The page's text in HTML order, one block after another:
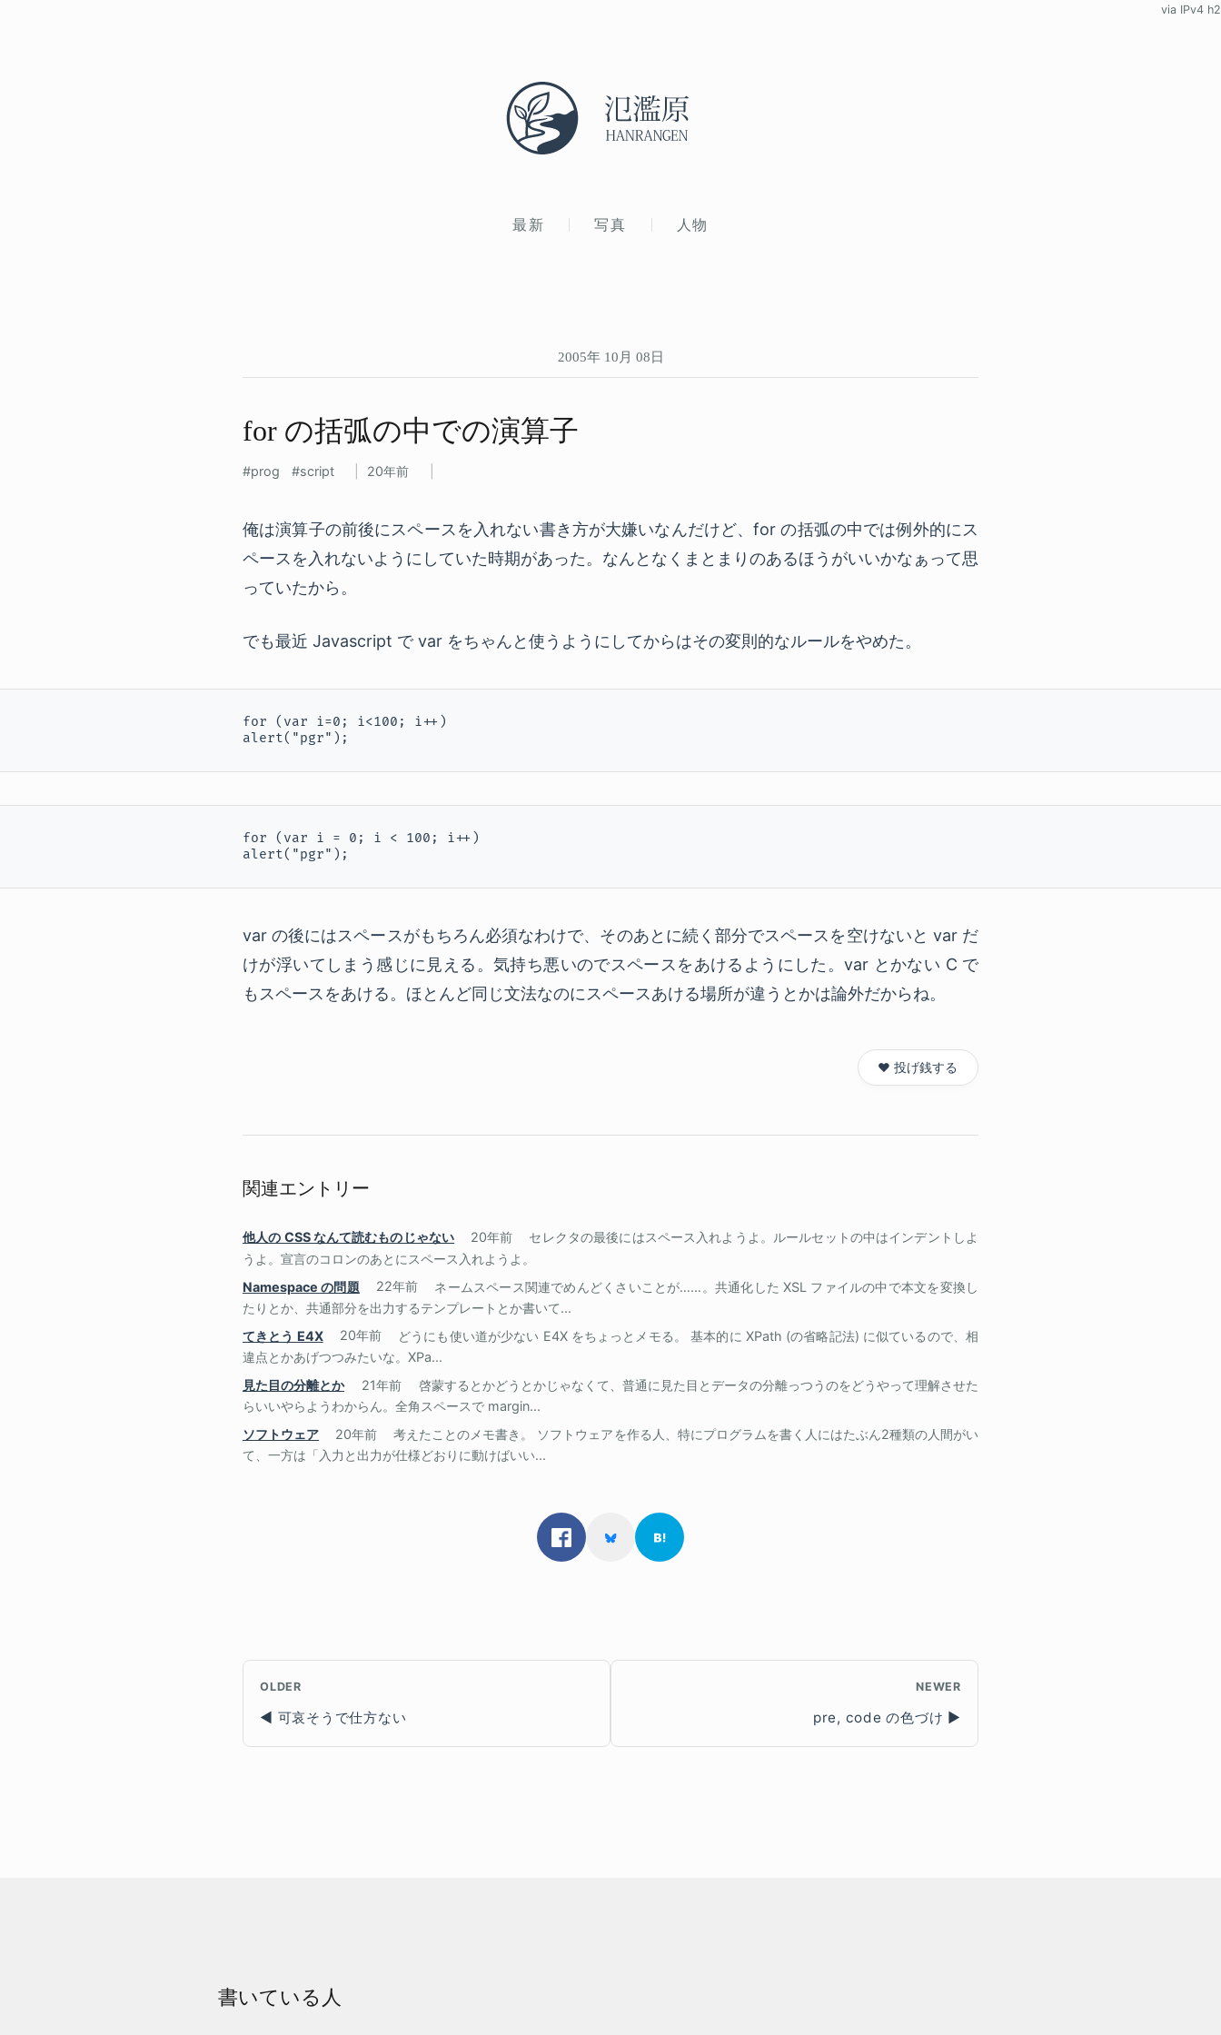
最新 写真 人物
via IPv4 h2
2005年 10月 08日
for の​括弧の​中での​演算子
prog script 20年前
俺は演算子の前後にスペースを入れない書き方が大嫌いなんだけど、for の括弧の中では例外的にス
ペースを入れないようにしていた時期があった。なんとなくまとまりのあるほうがいいかなぁって思
っていたから。
でも最近 Javascript で var をちゃんと使うようにしてからはその変則的なルールをやめた。
for (var i=0; i<100; i++)
alert("pgr");
for (var i = 0; i < 100; i++)
alert("pgr");
var の後にはスペースがもちろん必須なわけで、そのあとに続く部分でスペースを空けないと var だ
けが浮いてしまう感じに見える。気持ち悪いのでスペースをあけるようにした。var とかない C で
もスペースをあける。ほとんど同じ文法なのにスペースあける場所が違うとかは論外だからね。
❤️ 投げ銭する
関連エントリー
他人の CSS なんて読むものじゃない 20年前
セレクタの最後にはスペース入れようよ。ルールセットの中はインデントしよ
うよ。宣言のコロンのあとにスペース入れようよ。
Namespace の問題
22年前
ネームスペース関連でめんどくさいことが……。共通化した XSL ファイルの中で本文を変換し
たりとか、共通部分を出力するテンプレートとか書いて...
てきとう E4X
20年前
どうにも使い道が少ない E4X をちょっとメモる。 基本的に XPath (の省略記法) に似ているので、相
違点とかあげつつみたいな。XPa...
見た目の分離とか
21年前
啓蒙するとかどうとかじゃなくて、普通に見た目とデータの分離っつうのをどうやって理解させた
らいいやらようわからん。全角スペースで margin...
ソフトウェア
20年前
考えたことのメモ書き。 ソフトウェアを作る人、特にプログラムを書く人にはたぶん2種類の人間がい
て、一方は「入力と出力が仕様どおりに動けばいい...
OLDER
可哀そうで仕方ない
NEWER
pre, code の色づけ
書いている人